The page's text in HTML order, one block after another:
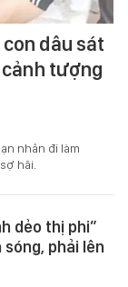
dâu sát
tượng
nhân đi làm
hãi.
dẻo thị phi”
phải lên